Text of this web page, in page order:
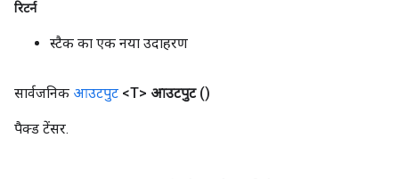
रिटर्न
स्टैक का एक नया उदाहरण
सार्वजनिक आउटपुट <T> आउटपुट ()
पैक्ड टेंसर.